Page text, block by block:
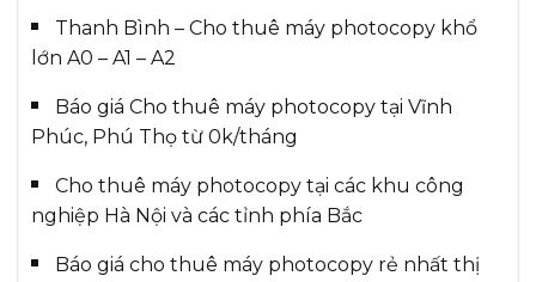
Thanh Bình – Cho thuê máy photocopy khổ
lớn A0 – A1 – A2
Báo giá Cho thuê máy photocopy tại Vĩnh
Phúc, Phú Thọ từ 0k/tháng
Cho thuê máy photocopy tại các khu công
nghiệp Hà Nội và các tỉnh phía Bắc
Báo giá cho thuê máy photocopy rẻ nhất thị